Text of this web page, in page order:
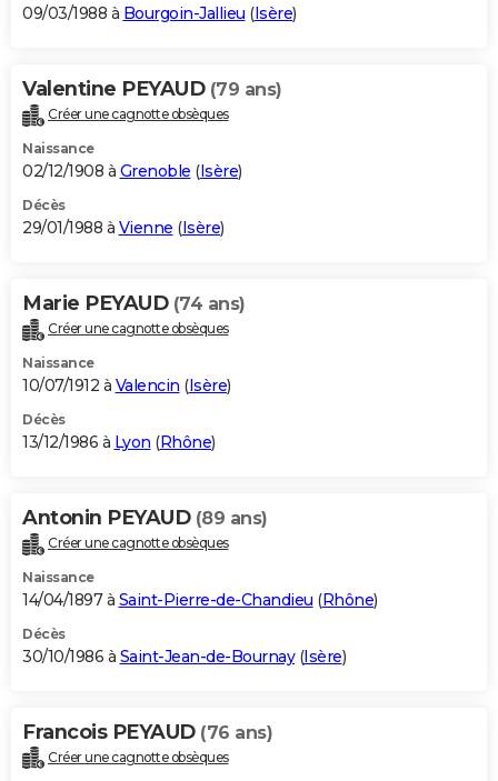
09/03/1988 à Bourgoin-Jallieu (Isère)
Valentine PEYAUD (79 ans)
Créer une cagnotte obsèques
Naissance
02/12/1908 à Grenoble (Isère)
Décès
29/01/1988 à Vienne (Isère)
Marie PEYAUD (74 ans)
Créer une cagnotte obsèques
Naissance
10/07/1912 à Valencin (Isère)
Décès
13/12/1986 à Lyon (Rhône)
Antonin PEYAUD (89 ans)
Créer une cagnotte obsèques
Naissance
14/04/1897 à Saint-Pierre-de-Chandieu (Rhône)
Décès
30/10/1986 à Saint-Jean-de-Bournay(Isère)
Francois PEYAUD (76 ans)
Créer une cagnotte obsèques